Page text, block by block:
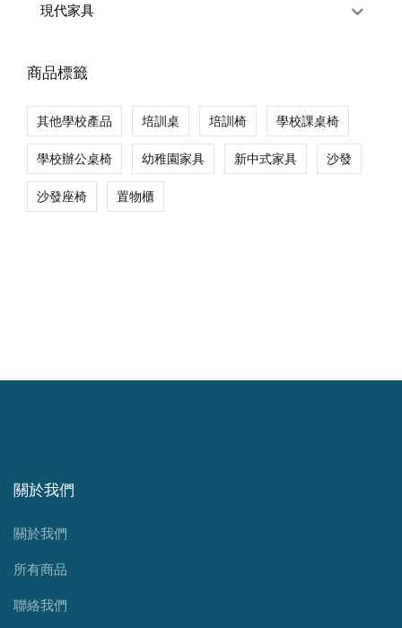
現代家具
商品標籤
其他學校產品 培訓桌 培訓椅 學校課桌椅
學校辦公桌椅 幼稚園家具 新中式家具 沙發
沙發座椅 置物櫃
關於我們
關於我們
所有商品
聯絡我們